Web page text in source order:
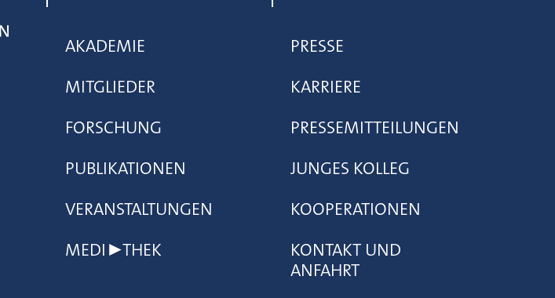
AKADEMIE
MITGLIEDER
FORSCHUNG
PUBLIKATIONEN
VERANSTALTUNGEN
MEDI▶THEK
PRESSE
KARRIERE
PRESSEMITTEILUNGEN
JUNGES KOLLEG
KOOPERATIONEN
KONTAKT UND
ANFAHRT